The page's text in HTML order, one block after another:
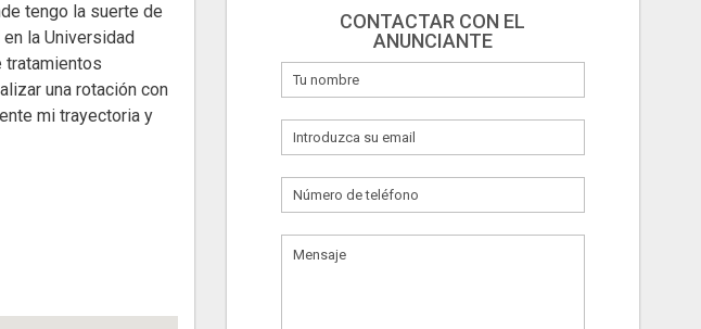
tengo la suerte de
la Universidad
tratamientos
una rotación con
mi trayectoria y
CONTACTAR CON EL
ANUNCIANTE